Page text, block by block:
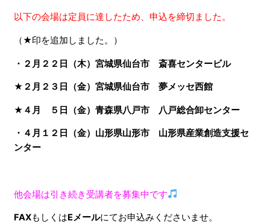
以下の会場は定員に達したため、申込を締切ました。
（★印を追加しました。）
・２月２２日（木）宮城県仙台市 斎喜センタービル
★ ２月２３日（金）宮城県仙台市 夢メッセ西館
★ ４月 ５日（金）青森県八戸市 八戸総合卸センター
・４月１２日（金）山形県山形市 山形県産業創造支援セ
ンター
他会場は引き続き受講者を募集中です
FAXもしくはEメールにてお申込みくださいませ。